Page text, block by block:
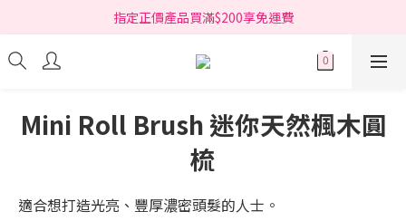
指定正價產品買滿$200享免運費
指定正價產品買滿$200享免運費
Free delivery on net purchase over HK$200 (*selected items)
Mini Roll Brush 迷你天然楓木圓
梳
適合想打造光亮、豐厚濃密頭髮的人士。